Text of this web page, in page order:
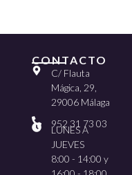
CONTACTO
C/ Flauta
Mágica, 29,
29006 Málaga
952 31 73 03
LUNES A
JUEVES
8:00 - 14:00 y